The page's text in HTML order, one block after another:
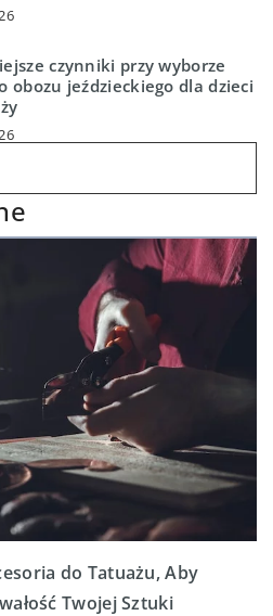
czynniki przy wyborze
obozu jeździeckiego dla dzieci
do Tatuażu, Aby
Twojej Sztuki